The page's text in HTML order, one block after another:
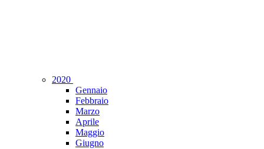
2020
Gennaio
Febbraio
Marzo
Aprile
Maggio
Giugno